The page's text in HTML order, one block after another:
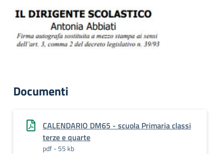
Documenti
CALENDARIO DM65 - scuola Primaria classi
terze e quarte
pdf - 55 kb